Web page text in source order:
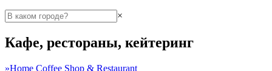
×
Кафе, рестораны, кейтеринг
»Home Coffee Shop & Restaurant